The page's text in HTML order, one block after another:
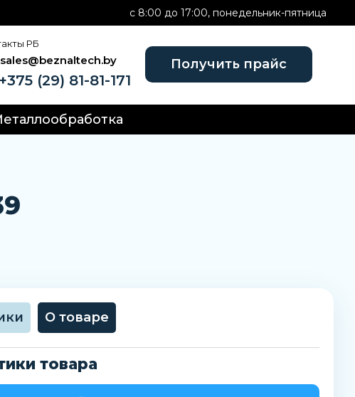
c 8:00 до 17:00, понедельник-пятница
РБ
sales@beznaltech.by
+375 (29) 81-81-171
Получить прайс
О товаре
товара